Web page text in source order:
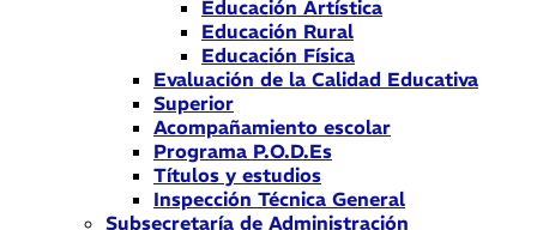
Educación Artística
Educación Rural
Educación Física
Evaluación de la Calidad Educativa
Superior
Acompañamiento escolar
Programa P.O.D.Es
Títulos y estudios
Inspección Técnica General
Subsecretaría de Administración